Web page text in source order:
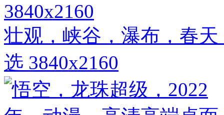
3840x2160
壮观，峡谷，瀑布，春
选 3840x2160